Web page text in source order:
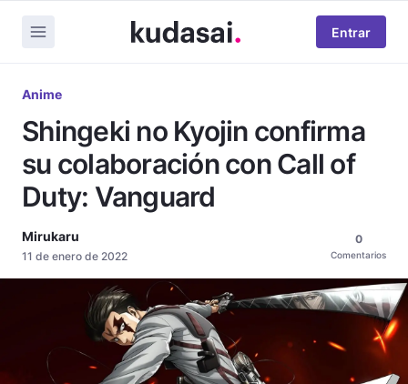
Entrar
Anime
Shingeki no Kyojin confirma
su colaboración con Call of
Duty: Vanguard
Mirukaru
11 de enero de 2022
0
Comentarios